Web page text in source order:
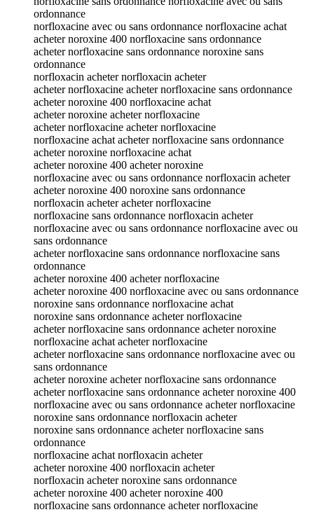
ordonnance
norfloxacine avec ou sans ordonnance norfloxacine achat
acheter noroxine 400 norfloxacine sans ordonnance
acheter norfloxacine sans ordonnance noroxine sans
ordonnance
norfloxacin acheter norfloxacin acheter
acheter norfloxacine acheter norfloxacine sans ordonnance
acheter noroxine 400 norfloxacine achat
acheter noroxine acheter norfloxacine
acheter norfloxacine acheter norfloxacine
norfloxacine achat acheter norfloxacine sans ordonnance
acheter noroxine norfloxacine achat
acheter noroxine 400 acheter noroxine
norfloxacine avec ou sans ordonnance norfloxacin acheter
acheter noroxine 400 noroxine sans ordonnance
norfloxacin acheter acheter norfloxacine
norfloxacine sans ordonnance norfloxacin acheter
norfloxacine avec ou sans ordonnance norfloxacine avec ou
sans ordonnance
acheter norfloxacine sans ordonnance norfloxacine sans
ordonnance
acheter noroxine 400 acheter norfloxacine
acheter noroxine 400 norfloxacine avec ou sans ordonnance
noroxine sans ordonnance norfloxacine achat
noroxine sans ordonnance acheter norfloxacine
acheter norfloxacine sans ordonnance acheter noroxine
norfloxacine achat acheter norfloxacine
acheter norfloxacine sans ordonnance norfloxacine avec ou
sans ordonnance
acheter noroxine acheter norfloxacine sans ordonnance
acheter norfloxacine sans ordonnance acheter noroxine 400
norfloxacine avec ou sans ordonnance acheter norfloxacine
noroxine sans ordonnance norfloxacin acheter
noroxine sans ordonnance acheter norfloxacine sans
ordonnance
norfloxacine achat norfloxacin acheter
acheter noroxine 400 norfloxacin acheter
norfloxacin acheter noroxine sans ordonnance
acheter noroxine 400 acheter noroxine 400
norfloxacine sans ordonnance acheter norfloxacine